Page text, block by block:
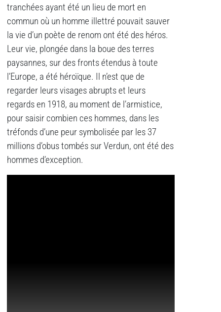
tranchées ayant été un lieu de mort en
commun où un homme illettré pouvait sauver
la vie d’un poète de renom ont été des héros.
Leur vie, plongée dans la boue des terres
paysannes, sur des fronts étendus à toute
l’Europe, a été héroïque. Il n’est que de
regarder leurs visages abrupts et leurs
regards en 1918, au moment de l’armistice,
pour saisir combien ces hommes, dans les
tréfonds d’une peur symbolisée par les 37
millions d’obus tombés sur Verdun, ont été des
hommes d’exception.